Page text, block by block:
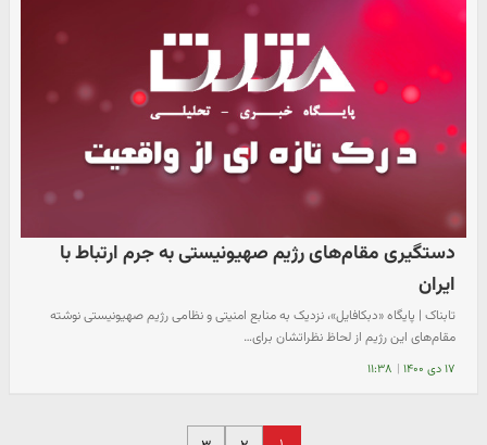
دستگیری مقام‌های رژیم صهیونیستی به جرم ارتباط با
ایران
تابناک | پایگاه «دبکافایل»، نزدیک به منابع امنیتی و نظامی رژیم صهیونیستی نوشته
مقام‌های این رژیم از لحاظ نظراتشان برای…
۱۷ دی ۱۴۰۰ | ۱۱:۳۸